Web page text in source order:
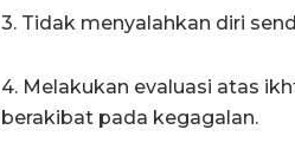
3. Tidak menyalahkan diri
4. Melakukan evaluasi atas
berakibat pada kegagalan.